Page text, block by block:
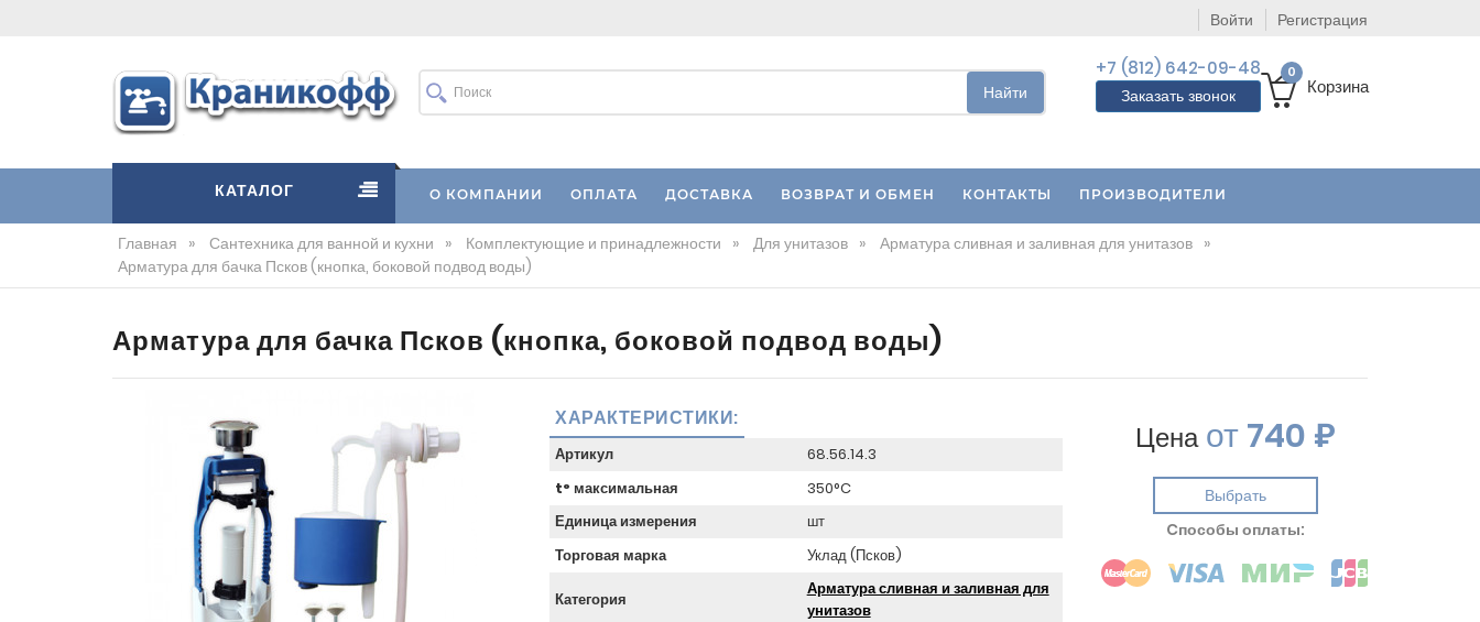
Войти Регистрация
Найти
+7 (812) 642-09-48
Заказать звонок
0
Корзина
КАТАЛОГ О КОМПАНИИ ОПЛАТА ДОСТАВКА ВОЗВРАТ И ОБМЕН КОНТАКТЫ ПРОИЗВОДИТЕЛИ
Главная » Сантехника для ванной и кухни » Комплектующие и принадлежности » Для унитазов » Арматура сливная и заливная для унитазов »
Арматура для бачка Псков (кнопка, боковой подвод воды)
Арматура для бачка Псков (кнопка, боковой подвод воды)
ХАРАКТЕРИСТИКИ:
Артикул
68.56.14.3
t° максимальная
350°C
Единица измерения
шт
Торговая марка
Уклад (Псков)
Категория
Арматура сливная и заливная для
унитазов
Ценаот740 ₽
Выбрать
Cпособы оплаты: